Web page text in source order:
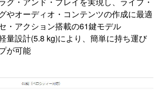
やオーディオ・コンテンツの作成に最適
・アクション搭載の61鍵モデル
量設計(5.8 kg)により、簡単に持ち運び
が可能